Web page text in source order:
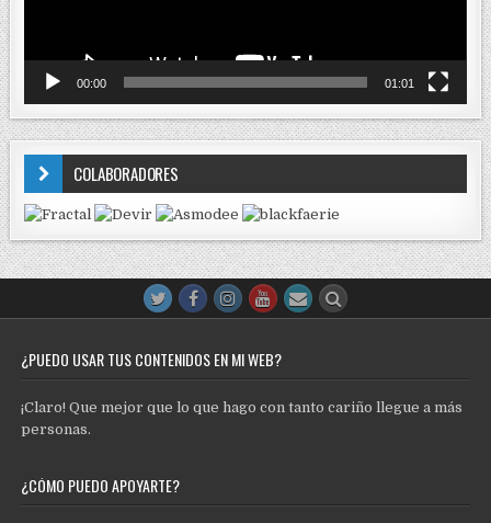
00:00 01:01
COLABORADORES
¿PUEDO USAR TUS CONTENIDOS EN MI WEB?
¡Claro! Que mejor que lo que hago con tanto cariño llegue a más
personas.
¿CÓMO PUEDO APOYARTE?